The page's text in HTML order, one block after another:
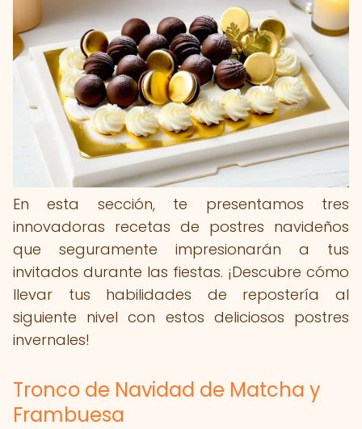
En esta sección, te presentamos tres
innovadoras recetas de postres navideños
que seguramente impresionarán a tus
invitados durante las fiestas. ¡Descubre cómo
llevar tus habilidades de repostería al
siguiente nivel con estos deliciosos postres
invernales!
Tronco de Navidad de Matcha y
Frambuesa